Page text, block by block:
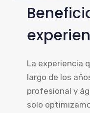
La experiencia
largo de los
profesional y
solo